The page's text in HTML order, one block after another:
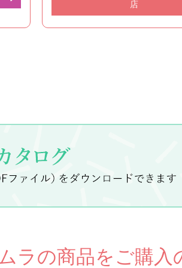
店
ラの商品をご購入